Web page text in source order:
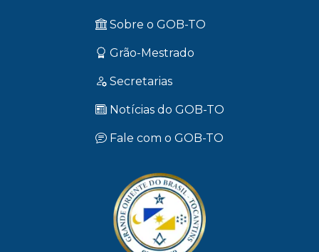
18 de julho de 2026
Sobre o GOB-TO
Grão-Mestrado
Secretarias
Notícias do GOB-TO
Fale com o GOB-TO